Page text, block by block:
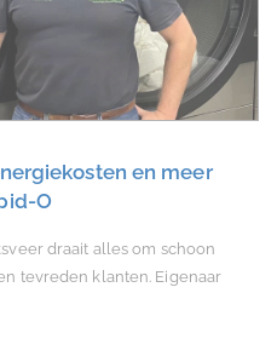
en meer
O
draait alles om schoon
tevreden klanten. Eigenaar